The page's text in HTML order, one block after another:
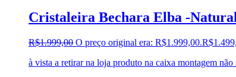
Cristaleira Bechara Elba -
R$1.999,00 O preço original era: R$1.999,00.R$
à vista a retirar na loja produto na caixa montagem não